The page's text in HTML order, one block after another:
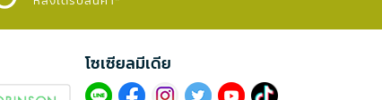
โซเซียลมีเดีย​